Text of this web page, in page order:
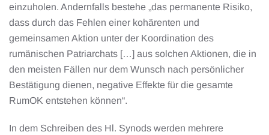
einzuholen. Andernfalls bestehe „das permanente Risiko,
dass durch das Fehlen einer kohärenten und
gemeinsamen Aktion unter der Koordination des
rumänischen Patriarchats […] aus solchen Aktionen, die in
den meisten Fällen nur dem Wunsch nach persönlicher
Bestätigung dienen, negative Effekte für die gesamte
RumOK entstehen können“.
In dem Schreiben des Hl. Synods werden mehrere